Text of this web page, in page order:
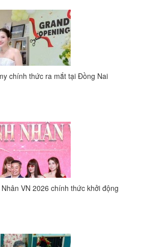
chính thức ra mắt tại Đồng Nai
VN 2026 chính thức khởi động